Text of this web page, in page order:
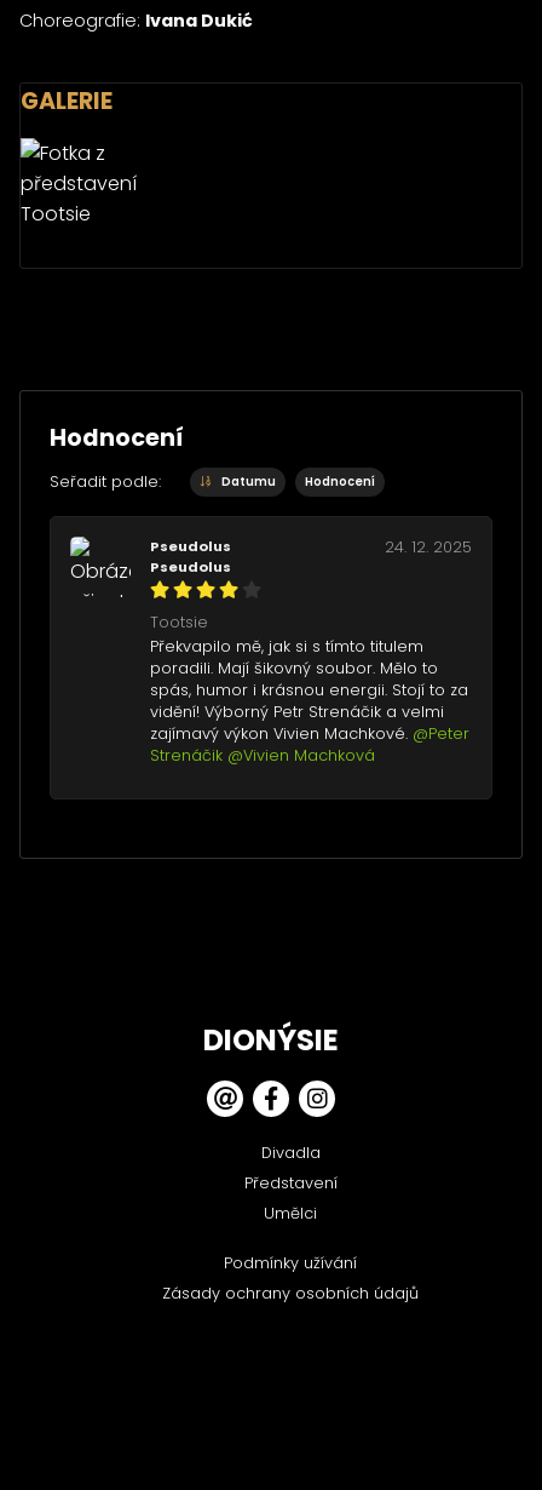
Choreografie: Ivana Dukić
GALERIE
Hodnocení
Seřadit podle: Datumu Hodnocení
Pseudolus
Pseudolus
24. 12. 2025
Tootsie
Překvapilo mě, jak si s tímto titulem
poradili. Mají šikovný soubor. Mělo to
spás, humor i krásnou energii. Stojí to za
vidění! Výborný Petr Strenáčik a velmi
zajímavý výkon Vivien Machkové. @Peter
Strenáčik @Vivien Machková
DIONÝSIE
Divadla
Představení
Umělci
Podmínky užívání
Zásady ochrany osobních údajů